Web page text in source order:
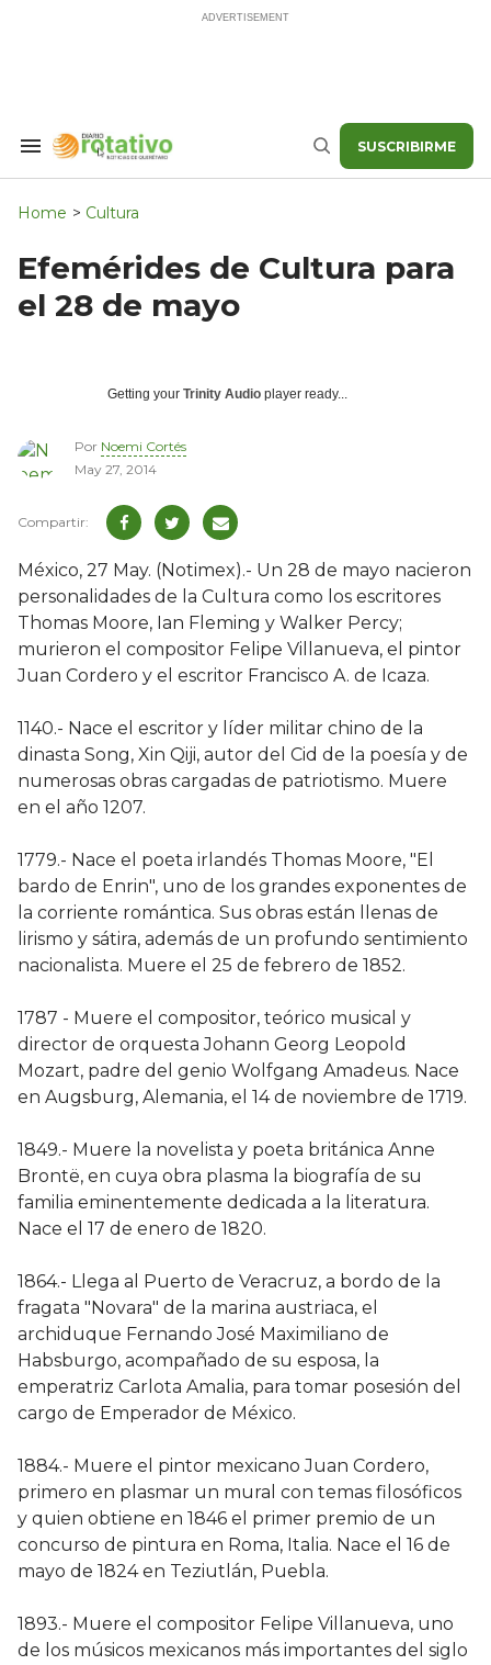
Search
Navigation
Buscar SUSCRIBIRME
Home > Cultura
Efemérides de Cultura para
el 28 de mayo
Getting your Trinity Audio player ready...
Por Noemi Cortés
May 27, 2014
México, 27 May. (Notimex).- Un 28 de mayo nacieron
personalidades de la Cultura como los escritores
Thomas Moore, Ian Fleming y Walker Percy;
murieron el compositor Felipe Villanueva, el pintor
Juan Cordero y el escritor Francisco A. de Icaza.
1140.- Nace el escritor y líder militar chino de la
dinasta Song, Xin Qiji, autor del Cid de la poesía y de
numerosas obras cargadas de patriotismo. Muere
en el año 1207.
1779.- Nace el poeta irlandés Thomas Moore, "El
bardo de Enrin", uno de los grandes exponentes de
la corriente romántica. Sus obras están llenas de
lirismo y sátira, además de un profundo sentimiento
nacionalista. Muere el 25 de febrero de 1852.
1787 - Muere el compositor, teórico musical y
director de orquesta Johann Georg Leopold
Mozart, padre del genio Wolfgang Amadeus. Nace
en Augsburg, Alemania, el 14 de noviembre de 1719.
1849.- Muere la novelista y poeta británica Anne
Brontë, en cuya obra plasma la biografía de su
familia eminentemente dedicada a la literatura.
Nace el 17 de enero de 1820.
1864.- Llega al Puerto de Veracruz, a bordo de la
fragata "Novara" de la marina austriaca, el
archiduque Fernando José Maximiliano de
Habsburgo, acompañado de su esposa, la
emperatriz Carlota Amalia, para tomar posesión del
cargo de Emperador de México.
1884.- Muere el pintor mexicano Juan Cordero,
primero en plasmar un mural con temas filosóficos
y quien obtiene en 1846 el primer premio de un
concurso de pintura en Roma, Italia. Nace el 16 de
mayo de 1824 en Teziutlán, Puebla.
1893.- Muere el compositor Felipe Villanueva, uno
de los músicos mexicanos más importantes del siglo